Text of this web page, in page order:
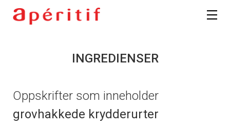
INGREDIENSER
Oppskrifter som inneholder
grovhakkede krydderurter